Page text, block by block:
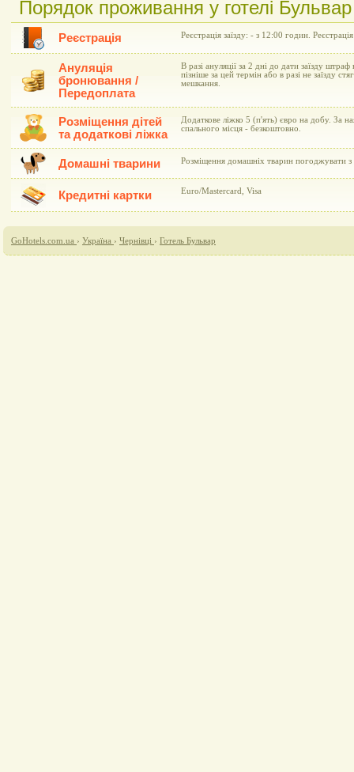
Порядок проживання у готелі Бульвар
Реєстрація Реєстрація заїзду: - з 12:00 годин.
Ануляція
бронювання /
Передоплата
В разі ануляції за 2 дні до дати заїзду штраф
пізніше за цей термін або в разі не заїзду
мешкання.
Розміщення дітей
та додаткові ліжка
Додаткове ліжко 5 (п'ять) євро на добу. За
спального місця - безкоштовно.
Домашні тварини Розміщення домашніх тварин погоджувати з
Кредитні картки Euro/Mastercard, Visa
GoHotels.com.ua › Україна › Чернівці › Готель Бульвар